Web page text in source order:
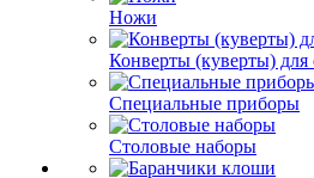
Ножи
Конверты (куверты) для
Специальные приборы
Столовые наборы